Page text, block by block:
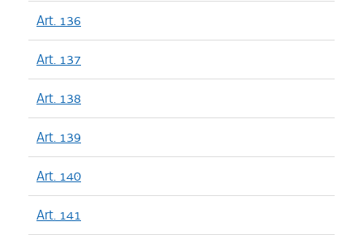
Art. 136
Art. 137
Art. 138
Art. 139
Art. 140
Art. 141